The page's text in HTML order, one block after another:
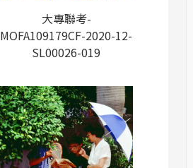
大專聯考-
MOFA109179CF-2020-12-
SL00026-019